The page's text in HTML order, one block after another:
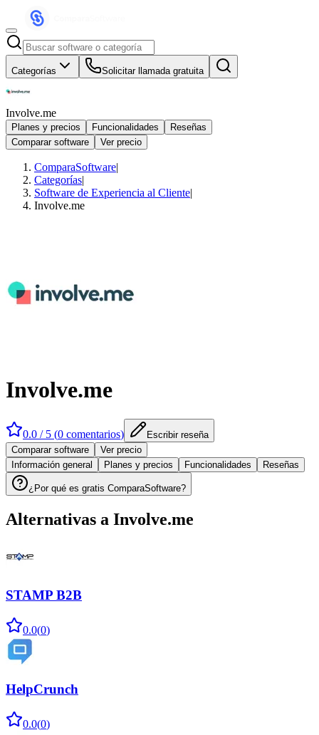
Categorías Solicitar llamada gratuita
Involve.me
Planes y precios Funcionalidades
Reseñas
Comparar software
Ver precio
ComparaSoftware|
Categorías|
Software de Experiencia al Cliente|
Involve.me
Involve.me
0.0 / 5 (0 comentarios)
Escribir reseña
Comparar software
Ver precio
Información general
Planes y precios Funcionalidades Reseñas
¿Por qué es gratis ComparaSoftware?
Alternativas a Involve.me
STAMP B2B
0.0(0)
HelpCrunch
0.0(0)